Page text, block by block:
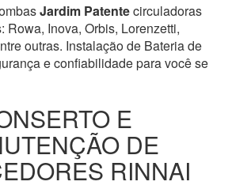
Jardim Patentecirculadoras
Rowa, Inova, Orbis, Lorenzetti,
outras. Instalação de Bateria de
e confiabilidade para você se
E
DE
RINNAI